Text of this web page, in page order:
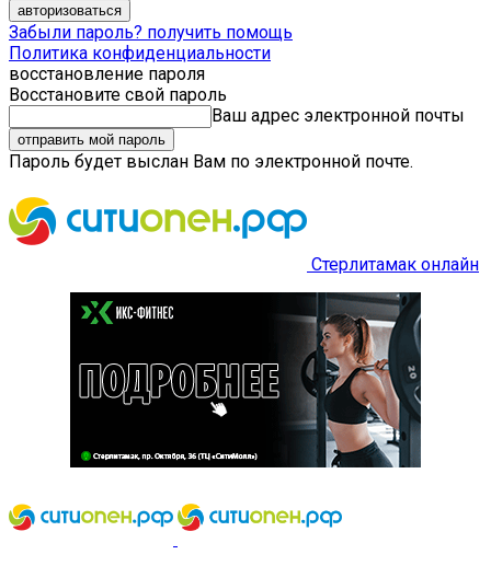
Забыли пароль? получить помощь
Политика конфиденциальности
восстановление пароля
Восстановите свой пароль
Ваш адрес электронной почты
Пароль будет выслан Вам по электронной почте.
Стерлитамак онлайн